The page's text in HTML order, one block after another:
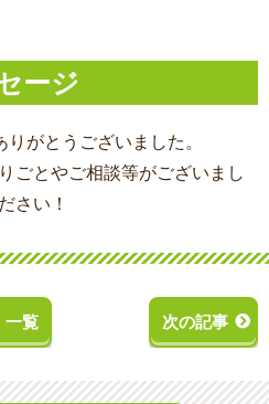
ージ
がとうございました。
ごとやご相談等がございまし
さい！
一覧 次の記事